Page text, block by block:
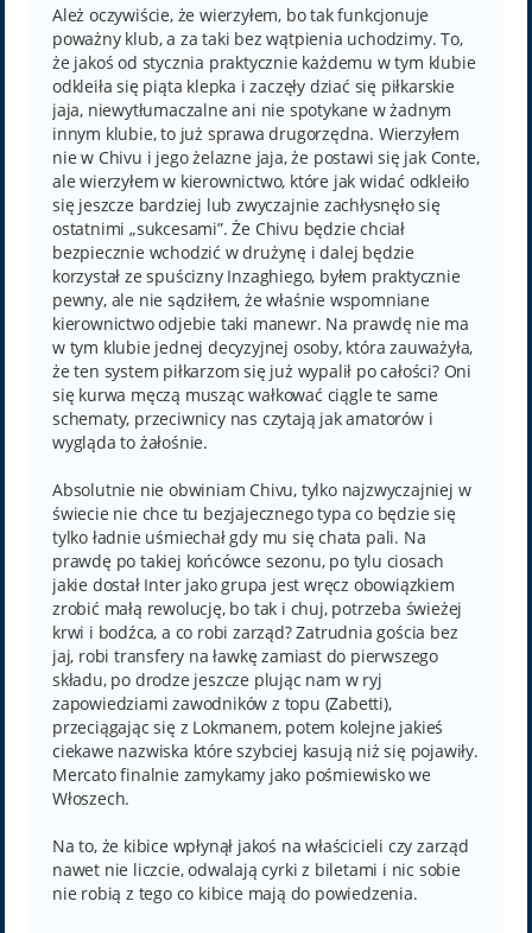
t
Ależ oczywiście, że wierzyłem, bo tak funkcjonuje
poważny klub, a za taki bez wątpienia uchodzimy. To,
że jakoś od stycznia praktycznie każdemu w tym klubie
odkleiła się piąta klepka i zaczęły dziać się piłkarskie
jaja, niewytłumaczalne ani nie spotykane w żadnym
innym klubie, to już sprawa drugorzędna. Wierzyłem
nie w Chivu i jego żelazne jaja, że postawi się jak Conte,
ale wierzyłem w kierownictwo, które jak widać odkleiło
się jeszcze bardziej lub zwyczajnie zachłysnęło się
ostatnimi „sukcesami”. Że Chivu będzie chciał
bezpiecznie wchodzić w drużynę i dalej będzie
korzystał ze spuścizny Inzaghiego, byłem praktycznie
pewny, ale nie sądziłem, że właśnie wspomniane
kierownictwo odjebie taki manewr. Na prawdę nie ma
w tym klubie jednej decyzyjnej osoby, która zauważyła,
że ten system piłkarzom się już wypalił po całości? Oni
się kurwa męczą musząc wałkować ciągle te same
schematy, przeciwnicy nas czytają jak amatorów i
wygląda to żałośnie.
Absolutnie nie obwiniam Chivu, tylko najzwyczajniej w
świecie nie chce tu bezjajecznego typa co będzie się
tylko ładnie uśmiechał gdy mu się chata pali. Na
prawdę po takiej końcówce sezonu, po tylu ciosach
jakie dostał Inter jako grupa jest wręcz obowiązkiem
zrobić małą rewolucję, bo tak i chuj, potrzeba świeżej
krwi i bodźca, a co robi zarząd? Zatrudnia gościa bez
jaj, robi transfery na ławkę zamiast do pierwszego
składu, po drodze jeszcze plując nam w ryj
zapowiedziami zawodników z topu (Zabetti),
przeciągając się z Lokmanem, potem kolejne jakieś
ciekawe nazwiska które szybciej kasują niż się pojawiły.
Mercato finalnie zamykamy jako pośmiewisko we
Włoszech.
Na to, że kibice wpłynął jakoś na właścicieli czy zarząd
nawet nie liczcie, odwalają cyrki z biletami i nic sobie
nie robią z tego co kibice mają do powiedzenia.